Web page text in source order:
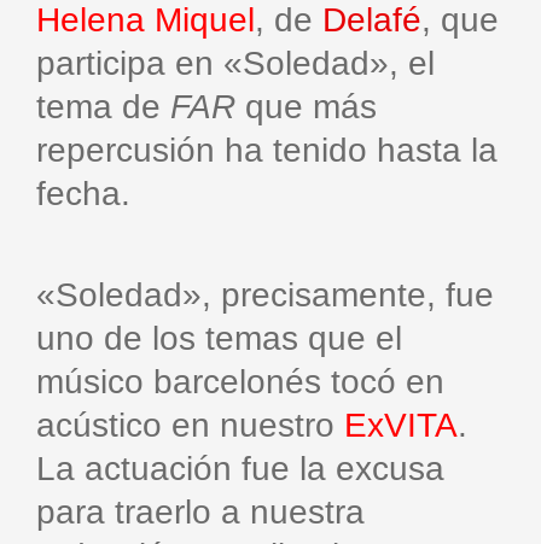
Helena Miquel, de Delafé, que
participa en «Soledad», el
tema de FAR que más
repercusión ha tenido hasta la
fecha.
«Soledad», precisamente, fue
uno de los temas que el
músico barcelonés tocó en
acústico en nuestro ExVITA.
La actuación fue la excusa
para traerlo a nuestra